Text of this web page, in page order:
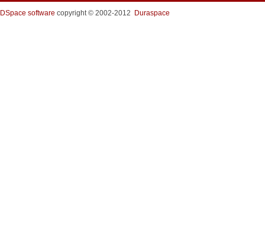
DSpace software copyright © 2002-2012 Duraspace